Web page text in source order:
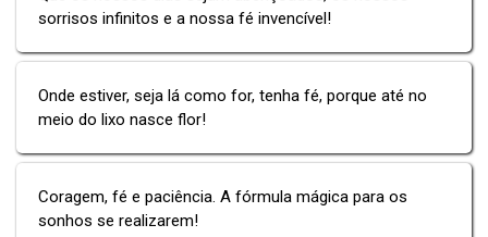
sorrisos infinitos e a nossa fé invencível!
Onde estiver, seja lá como for, tenha fé, porque até no
meio do lixo nasce flor!
Coragem, fé e paciência. A fórmula mágica para os
sonhos se realizarem!